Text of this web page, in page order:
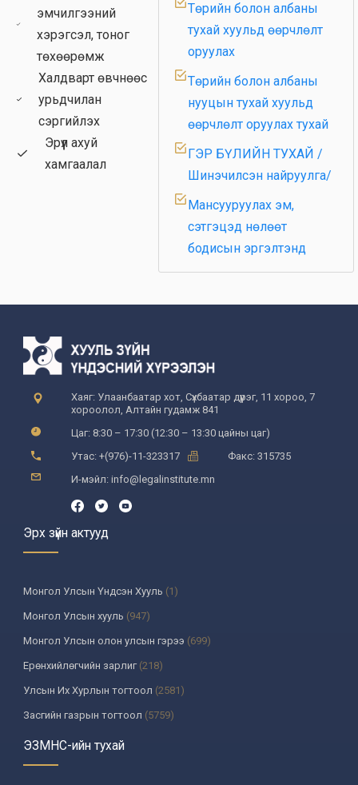
эмчилгээний
хэрэгсэл, тоног
төхөөрөмж
Халдварт өвчнөөс
урьдчилан
сэргийлэх
Эрүүл ахуй
хамгаалал
Төрийн болон албаны
тухай хуульд өөрчлөлт
оруулах
Төрийн болон албаны
нууцын тухай хуульд
өөрчлөлт оруулах тухай
ГЭР БҮЛИЙН ТУХАЙ /
Шинэчилсэн найруулга/
Мансууруулах эм,
сэтгэцэд нөлөөт
бодисын эргэлтэнд
хяналт тавих тухай
БАЙШИНГИЙН
ЭД ХӨРӨНГИЙН
МЕНЕЖМЕНТИЙН
ТУХАЙ
Хаяг: Улаанбаатар хот, Сүхбаатар дүүрэг, 11 хороо, 7
хороолол, Алтайн гудамж 841
Цаг: 8:30 – 17:30 (12:30 – 13:30 цайны цаг)
Утас: +(976)-11-323317
Факс: 315735
И-мэйл: info@legalinstitute.mn
Эрх зүйн актууд
Монгол Улсын Үндсэн Хууль (1)
Монгол Улсын хууль (947)
Монгол Улсын олон улсын гэрээ (699)
Ерөнхийлөгчийн зарлиг(218)
Улсын Их Хурлын тогтоол (2581)
Засгийн газрын тогтоол (5759)
Үндсэн хуулийн цэцийн шийдвэр
Улсын дээд шүүхийн тогтоол
ЭЗМНС-ийн тухай